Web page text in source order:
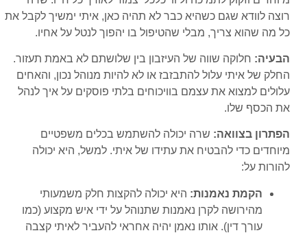
רוצה לוודא שגם כשהיא כבר לא תהיה כאן, איתי ימשיך לקבל את
כל מה שהוא צריך, מבלי שהטיפול בו יהפוך לנטל על אחיו.
הבעיה: חלוקה שווה של העיזבון בין שלושתם לא באמת תעזור.
החלק של איתי עלול להתבזבז או לא להיות מנוהל נכון, והאחים
עלולים למצוא את עצמם בוויכוחים בלתי פוסקים על איך לנהל
את הכסף שלו.
הפתרון בצוואה: שרה יכולה להשתמש בכלים משפטיים
מיוחדים כדי להבטיח את עתידו של איתי. למשל, היא יכולה
להורות על:
הקמת נאמנות: היא יכולה להקצות חלק משמעותי
מהירושה לקרן נאמנות שתנוהל על ידי איש מקצוע (כמו
עורך דין). אותו נאמן יהיה אחראי להעביר לאיתי קצבה